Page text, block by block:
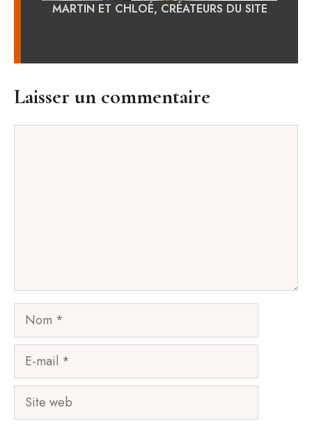
MARTIN ET CHLOÉ, CRÉATEURS DU SITE
Laisser un commentaire
Nom
Site